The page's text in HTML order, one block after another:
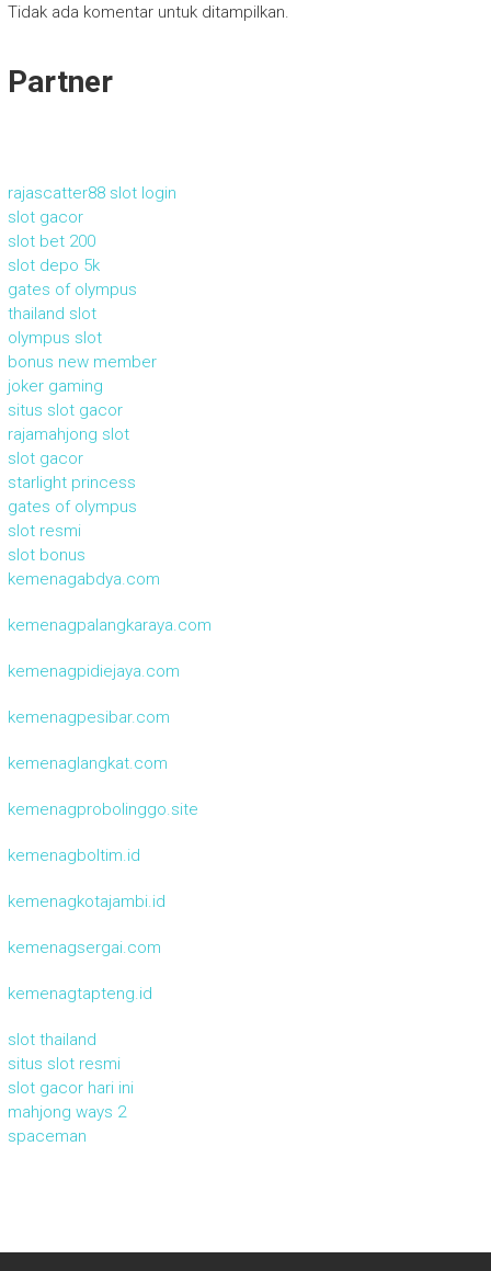
Tidak ada komentar untuk ditampilkan.
Partner
rajascatter88 slot login
slot gacor
slot bet 200
slot depo 5k
gates of olympus
thailand slot
olympus slot
bonus new member
joker gaming
situs slot gacor
rajamahjong slot
slot gacor
starlight princess
gates of olympus
slot resmi
slot bonus
kemenagabdya.com
kemenagpalangkaraya.com
kemenagpidiejaya.com
kemenagpesibar.com
kemenaglangkat.com
kemenagprobolinggo.site
kemenagboltim.id
kemenagkotajambi.id
kemenagsergai.com
kemenagtapteng.id
slot thailand
situs slot resmi
slot gacor hari ini
mahjong ways 2
spaceman